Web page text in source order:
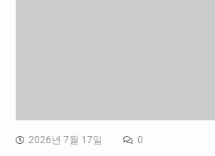
2026년 7월 17일 0